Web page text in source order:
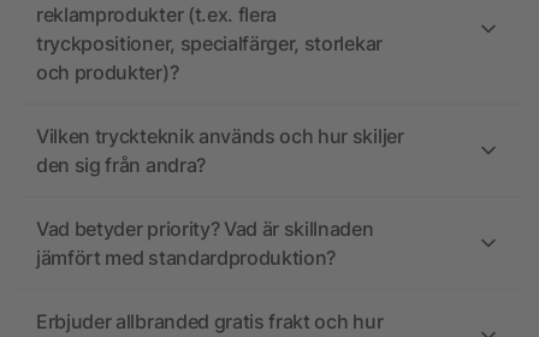
reklamprodukter (t.ex. flera
tryckpositioner, specialfärger, storlekar
och produkter)?
Vilken tryckteknik används och hur skiljer
den sig från andra?
Vad betyder priority? Vad är skillnaden
jämfört med standardproduktion?
Erbjuder allbranded gratis frakt och hur